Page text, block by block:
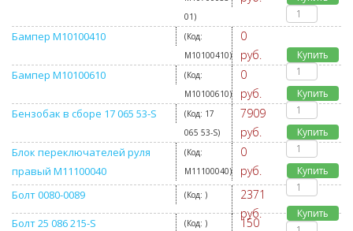
01)
Бампер M10100410
(Код:
M10100410)
0
руб.
Купить
Бампер M10100610
(Код:
M10100610)
0
руб.
Купить
Бензобак в сборе 17 065 53-S (Код: 17
065 53-S)
7909
руб.
Купить
Блок переключателей руля
правый M11100040
(Код:
M11100040)
0
руб.
Купить
Болт 0080-0089 (Код: )
2371
руб.
Купить
Болт 25 086 215-S (Код: )
150